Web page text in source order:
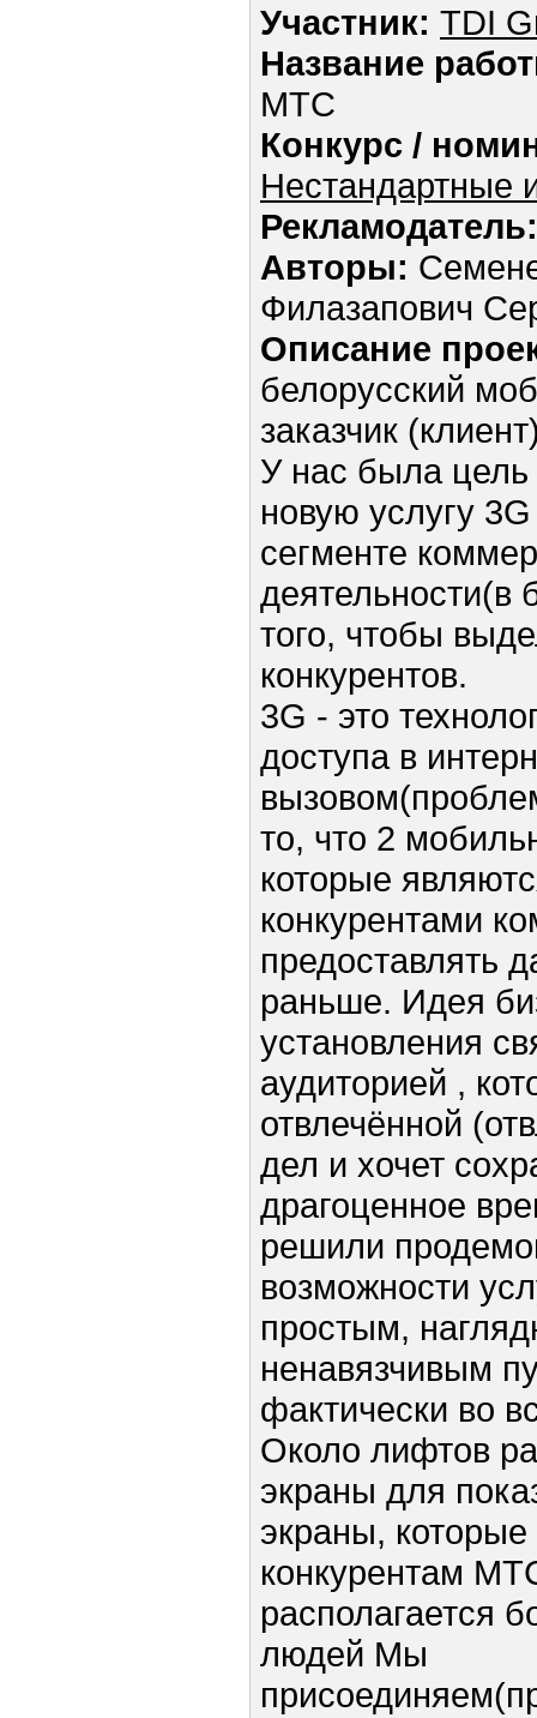
Участник: TDI
Название
МТС
Конкурс /
Нестандартные
Рекламодатель:
Авторы:
Филазапович
Описание
белорусский
заказчик
У нас была цель
новую услугу
сегменте
деятельности(в
того, чтобы
конкурентов.
3G - это
доступа в
то, что 2
которые
конкурентами
предоставлять
раньше. Идея
установления
аудиторией ,
отвлечённой
дел и хочет
драгоценное
решили
возможности
простым,
ненавязчивым
фактически во
Около лифтов
экраны для
экраны,
конкурентам
располагается
людей Мы